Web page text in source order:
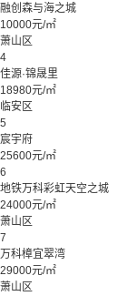
融创森与海之城
10000元/㎡
萧山区
4
佳源·锦晟里
18980元/㎡
临安区
5
宸宇府
25600元/㎡
6
地铁万科彩虹天空之城
24000元/㎡
萧山区
7
万科樟宜翠湾
29000元/㎡
萧山区